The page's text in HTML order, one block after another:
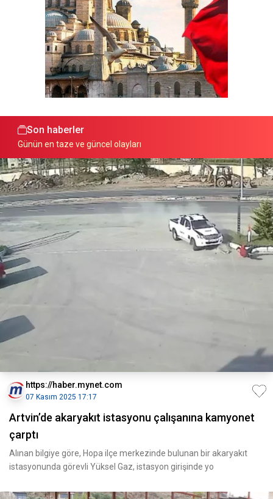
Son haberler
Günün en taze ve güncel olayları
https://haber.mynet.com
07 Kasım 2025 17:17
Artvin’de akaryakıt istasyonu çalışanına kamyonet
çarptı
Alınan bilgiye göre, Hopa ilçe merkezinde bulunan bir akaryakıt
istasyonunda görevli Yüksel Gaz, istasyon girişinde yo